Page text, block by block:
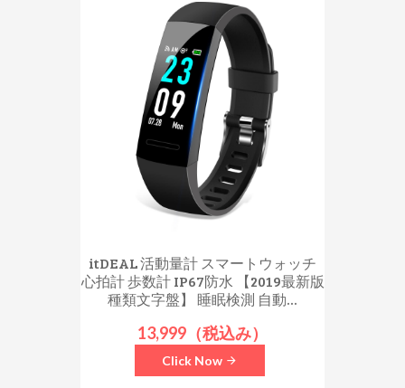
itDEAL 活動量計 スマートウォッチ
心拍計 歩数計 IP67防水 【2019最新版
種類文字盤】 睡眠検測 自動...
13,999（税込み）
Click Now